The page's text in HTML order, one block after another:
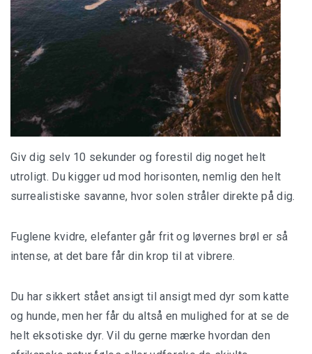
Giv dig selv 10 sekunder og forestil dig noget helt
utroligt. Du kigger ud mod horisonten, nemlig den helt
surrealistiske savanne, hvor solen stråler direkte på dig.
Fuglene kvidre, elefanter går frit og løvernes brøl er så
intense, at det bare får din krop til at vibrere.
Du har sikkert stået ansigt til ansigt med dyr som katte
og hunde, men her får du altså en mulighed for at se de
helt eksotiske dyr. Vil du gerne mærke hvordan den